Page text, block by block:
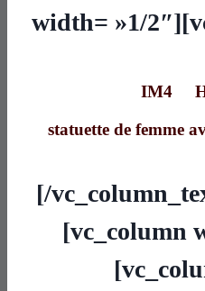
width= »1/
IM4 H:
statuette de femme
[/
[vc_column